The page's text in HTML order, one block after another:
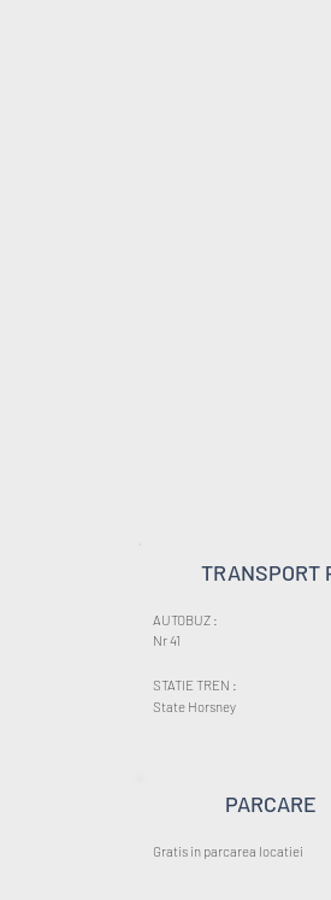
TRANSPORT
AUTOBUZ :
Nr 41
STATIE TREN :
State Horsney
PARCARE
Gratis in parcarea locatiei